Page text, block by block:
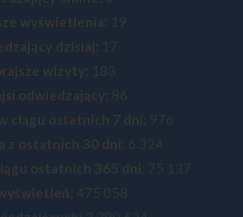
wyświetlenia:
19
dzisiaj:
17
wizyty:
183
odwiedzający: 86
ciągu ostatnich 7 dni: 976
z ostatnich 30 dni: 6 324
ostatnich 365 dni: 75 137
475 058